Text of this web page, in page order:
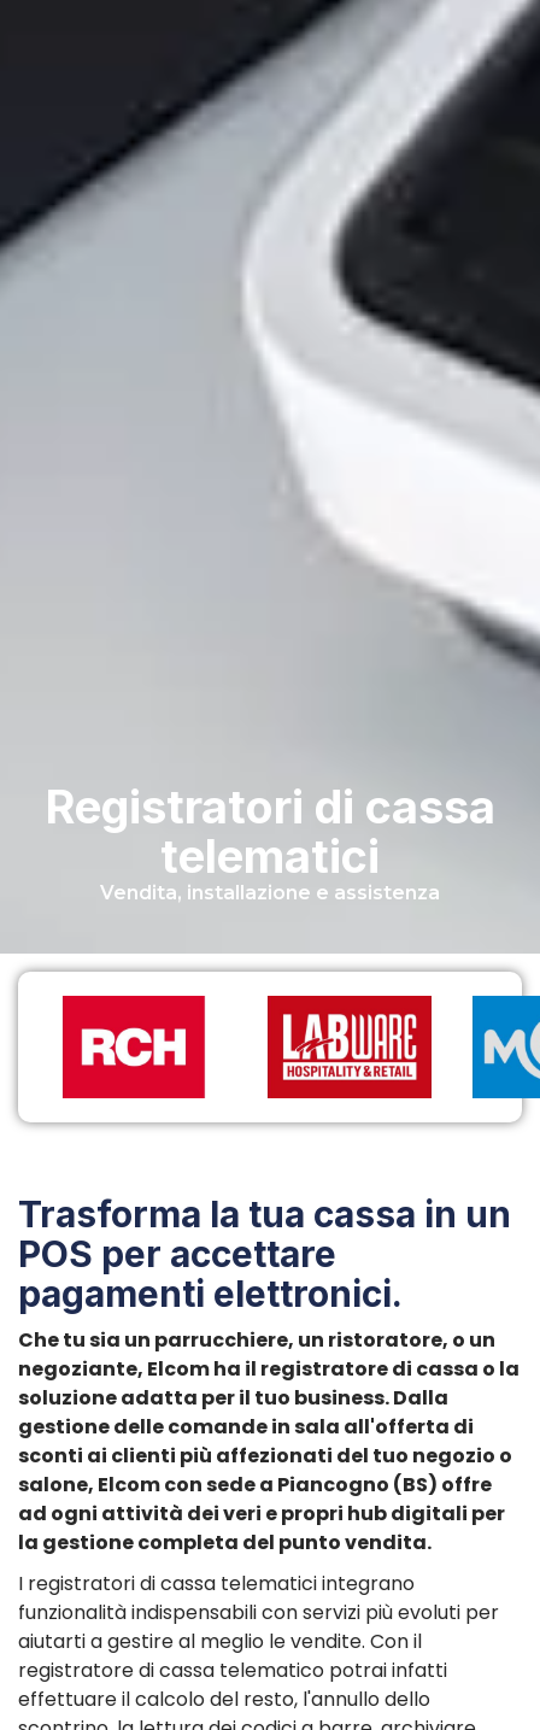
Registratori di cassa
telematici
Vendita, installazione e assistenza
Trasforma la tua cassa in un
POS per accettare
pagamenti elettronici.
Che tu sia un parrucchiere, un ristoratore, o un
negoziante, Elcom ha il registratore di cassa o la
soluzione adatta per il tuo business. Dalla
gestione delle comande in sala all'offerta di
sconti ai clienti più affezionati del tuo negozio o
salone, Elcom con sede a Piancogno (BS) offre
ad ogni attività dei veri e propri hub digitali per
la gestione completa del punto vendita.
I registratori di cassa telematici integrano
funzionalità indispensabili con servizi più evoluti per
aiutarti a gestire al meglio le vendite. Con il
registratore di cassa telematico potrai infatti
effettuare il calcolo del resto, l'annullo dello